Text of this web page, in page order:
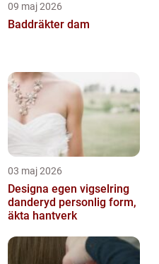
09 maj 2026
Baddräkter dam
03 maj 2026
Designa egen vigselring
danderyd personlig form,
äkta hantverk